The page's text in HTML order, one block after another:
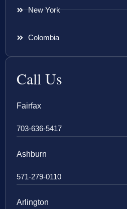
New York
Colombia
Call Us
Fairfax
703-636-5417
Ashburn
571-279-0110
Arlington